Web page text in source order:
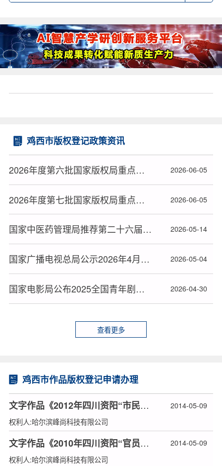
鸡西市版权登记政策资讯
2026年度第六批国家版权局重点作品版权保护预警名单（院线电影） 2026-06-05
2026年度第七批国家版权局重点作品版权保护预警名单（电视剧） 2026-06-05
国家中医药管理局推荐第二十六届中国专利奖项目名单公布 2026-05-14
国家广播电视总局公示2026年4月全国拍摄制作电视剧（网络剧）备案剧目 2026-05-04
国家电影局公布2025全国青年剧作计划评选结果 2026-04-30
查看更多
鸡西市作品版权登记申请办理
文字作品《2012年四川资阳“市民给警察拜年被打”事件》版权登记
2014-05-09
权利人:哈尔滨峰尚科技有限公司
文字作品《2010年四川资阳“官员免职后异地任用”事件》版权登记
2014-05-09
权利人:哈尔滨峰尚科技有限公司